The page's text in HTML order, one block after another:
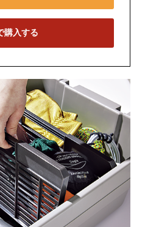
購入する